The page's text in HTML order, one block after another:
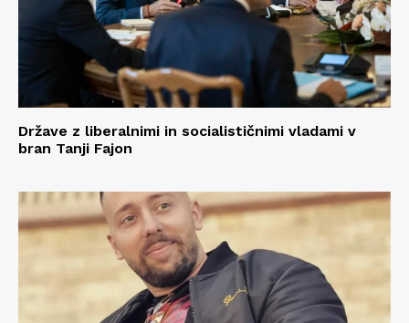
Države z liberalnimi in socialističnimi vladami v
bran Tanji Fajon